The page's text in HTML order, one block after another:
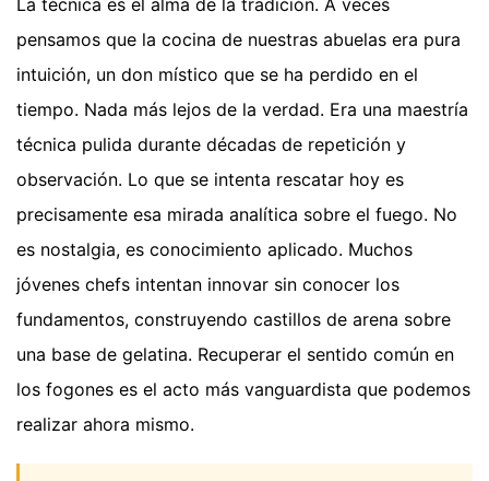
pensamos que la cocina de nuestras abuelas era pura
intuición, un don místico que se ha perdido en el
tiempo. Nada más lejos de la verdad. Era una maestría
técnica pulida durante décadas de repetición y
observación. Lo que se intenta rescatar hoy es
precisamente esa mirada analítica sobre el fuego. No
es nostalgia, es conocimiento aplicado. Muchos
jóvenes chefs intentan innovar sin conocer los
fundamentos, construyendo castillos de arena sobre
una base de gelatina. Recuperar el sentido común en
los fogones es el acto más vanguardista que podemos
realizar ahora mismo.